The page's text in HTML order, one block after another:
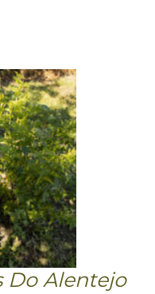
Do Alentejo